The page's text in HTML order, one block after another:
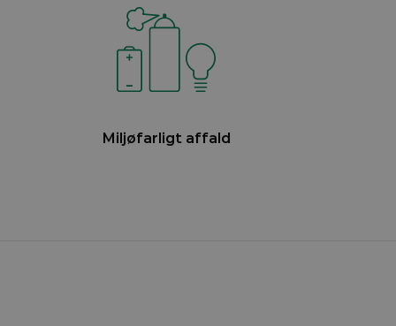
Miljøfarligt affald